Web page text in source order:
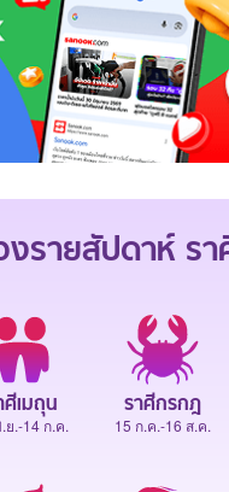
งรายสัปดาห์รา
ศีเมถุน
ย.-14 ก.ค.
ราศีกรกฎ
15 ก.ค.-16 ส.ค.